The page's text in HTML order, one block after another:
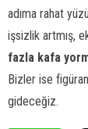
adıma rahat
işsizlik artmış,
fazla kafa
Bizler ise
gideceğiz.